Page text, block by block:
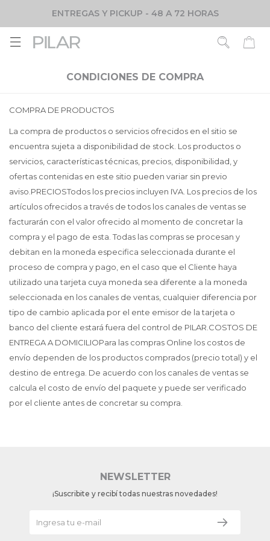
ENTREGAS Y PICKUP - 48 A 72 HORAS

CONDICIONES DE COMPRA
COMPRA DE PRODUCTOS
La compra de productos o servicios ofrecidos en el sitio se
encuentra sujeta a disponibilidad de stock. Los productos o
servicios, características técnicas, precios, disponibilidad, y
ofertas contenidas en este sitio pueden variar sin previo
aviso.PRECIOSTodos los precios incluyen IVA. Los precios de los
artículos ofrecidos a través de todos los canales de ventas se
facturarán con el valor ofrecido al momento de concretar la
compra y el pago de esta. Todas las compras se procesan y
debitan en la moneda especifica seleccionada durante el
proceso de compra y pago, en el caso que el Cliente haya
utilizado una tarjeta cuya moneda sea diferente a la moneda
seleccionada en los canales de ventas, cualquier diferencia por
tipo de cambio aplicada por el ente emisor de la tarjeta o
banco del cliente estará fuera del control de PILAR.COSTOS DE
ENTREGA A DOMICILIOPara las compras Online los costos de
envío dependen de los productos comprados (precio total) y el
destino de entrega. De acuerdo con los canales de ventas se
calcula el costo de envío del paquete y puede ser verificado
por el cliente antes de concretar su compra.
NEWSLETTER
¡Suscribite y recibí todas nuestras novedades!